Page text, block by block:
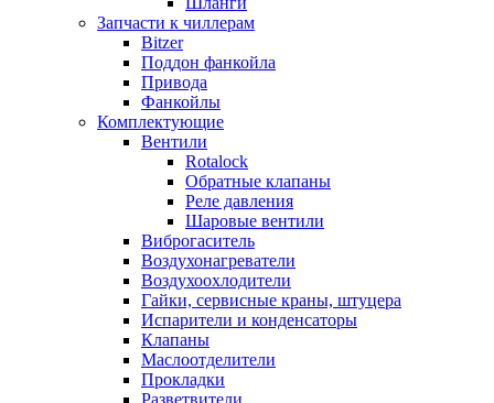
Запчасти к чиллерам
Bitzer
Поддон фанкойла
Привода
Фанкойлы
Комплектующие
Вентили
Rotalock
Обратные клапаны
Реле давления
Шаровые вентили
Виброгаситель
Воздухонагреватели
Воздухоохлодители
Гайки, сервисные краны, штуцера
Испарители и конденсаторы
Клапаны
Маслоотделители
Прокладки
Разветвители